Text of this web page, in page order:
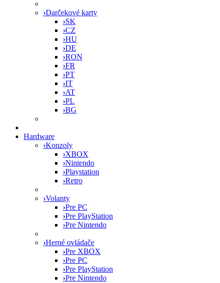
›Darčekové karty
›SK
›CZ
›HU
›DE
›RON
›FR
›PT
›IT
›AT
›PL
›BG
Hardware
›Konzoly
›XBOX
›Nintendo
›Playstation
›Retro
›Volanty
›Pre PC
›Pre PlayStation
›Pre Nintendo
›Herné ovládače
›Pre XBOX
›Pre PC
›Pre PlayStation
›Pre Nintendo